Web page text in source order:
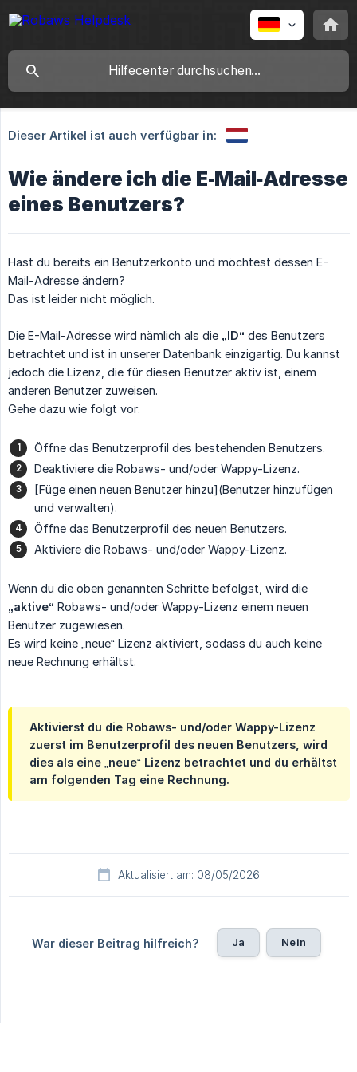
Dieser Artikel ist auch verfügbar in:
Wie ändere ich die E‑Mail‑Adresse
eines Benutzers?
Hast du bereits ein Benutzerkonto und möchtest dessen E-
Mail-Adresse ändern?
Das ist leider nicht möglich.
Die E-Mail-Adresse wird nämlich als die „ID“ des Benutzers
betrachtet und ist in unserer Datenbank einzigartig. Du kannst
jedoch die Lizenz, die für diesen Benutzer aktiv ist, einem
anderen Benutzer zuweisen.
Gehe dazu wie folgt vor:
Öffne das Benutzerprofil des bestehenden Benutzers.
Deaktiviere die Robaws- und/oder Wappy-Lizenz.
[Füge einen neuen Benutzer hinzu](Benutzer hinzufügen
und verwalten).
Öffne das Benutzerprofil des neuen Benutzers.
Aktiviere die Robaws- und/oder Wappy-Lizenz.
Wenn du die oben genannten Schritte befolgst, wird die
„aktive“ Robaws- und/oder Wappy-Lizenz einem neuen
Benutzer zugewiesen.
Es wird keine „neue“ Lizenz aktiviert, sodass du auch keine
neue Rechnung erhältst.
Aktivierst du die Robaws- und/oder Wappy-Lizenz
zuerst im Benutzerprofil des neuen Benutzers, wird
dies als eine „neue“ Lizenz betrachtet und du erhältst
am folgenden Tag eine Rechnung.
Aktualisiert am: 08/05/2026
War dieser Beitrag hilfreich? Ja Nein